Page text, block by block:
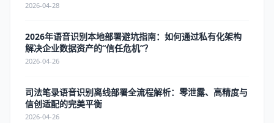
2026-04-28
2026年语音识别本地部署避坑指南：如何通过私有化架构
解决企业数据资产的“信任危机”？
2026-04-26
司法笔录语音识别离线部署全流程解析：零泄露、高精度与
信创适配的完美平衡
2026-04-26